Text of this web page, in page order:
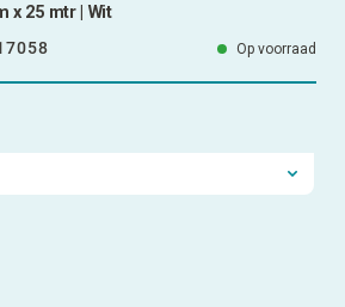
x 25 mtr | Wit
Op voorraad